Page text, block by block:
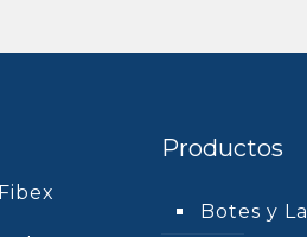
Productos
Botes y